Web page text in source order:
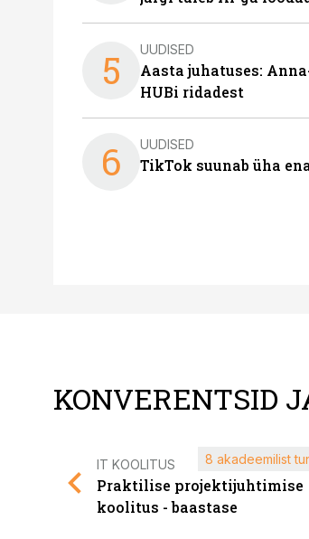
5 UUDISED
Aasta juhatuses:
HUBi ridadest
6 UUDISED
TikTok suunab üha
KONVERENTSID
IT KOOLITUS
Praktilise projektijuhtimise
koolitus - baastase
8 akadeemilist